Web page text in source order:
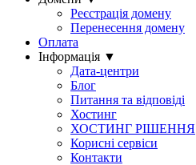
Реєстрація домену
Перенесення домену
Оплата
Інформація ▼
Дата-центри
Блог
Питання та відповіді
Хостинг
ХОСТИНГ РІШЕННЯ
Корисні сервіси
Контакти